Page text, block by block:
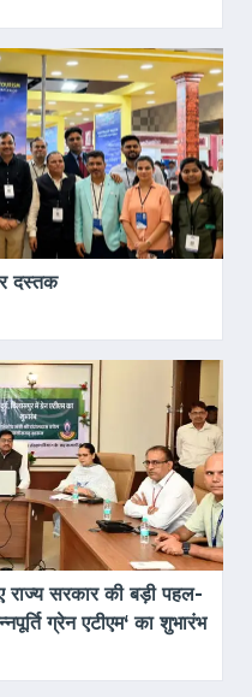
दस्तक
राज्य सरकार की बड़ी पहल-
ग्रेन एटीएम‘ का शुभारंभ